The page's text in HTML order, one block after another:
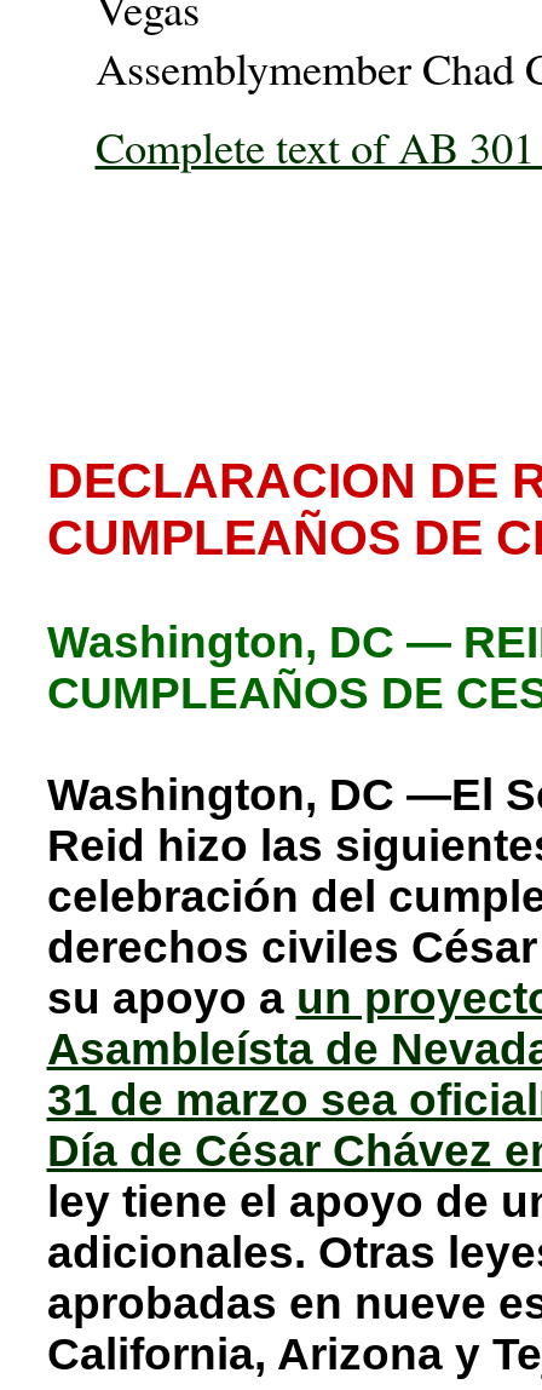
Assemblymember Chad
Complete text of AB
DECLARACION DE
CUMPLEAÑOS DE
Washington, DC —
CUMPLEAÑOS DE
Washington, DC —El
Reid hizo las
celebración del
derechos civiles
su apoyo a un
Asambleísta de
31 de marzo sea
Día de César Chávez
ley tiene el apoyo de
adicionales. Otras
aprobadas en nueve
California, Arizona y